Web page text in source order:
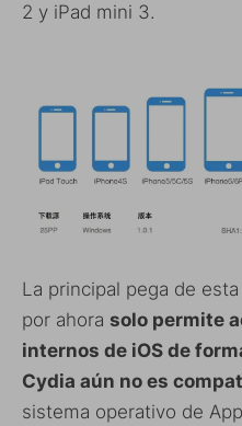
2 y iPad mini 3.
La principal pega de
por ahora solo permite
internos de iOS de
Cydia aún no es
sistema operativo de